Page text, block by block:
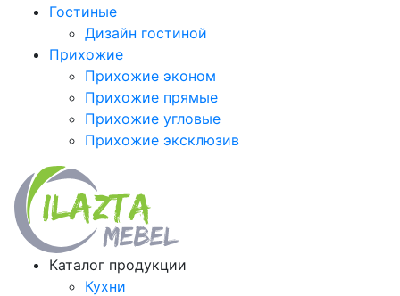
Гостиные
Дизайн гостиной
Прихожие
Прихожие эконом
Прихожие прямые
Прихожие угловые
Прихожие эксклюзив
Каталог продукции
Кухни